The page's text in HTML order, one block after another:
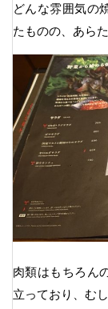
どんな雰囲気の
たものの、あら
肉類はもちろん
立っており、む